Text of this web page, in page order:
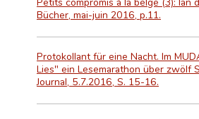
Bücher, mai-juin 2016, p.11.
Protokollant für eine Nacht. Im
Lies" ein Lesemarathon über zwölf
Journal, 5.7.2016, S. 15-16.